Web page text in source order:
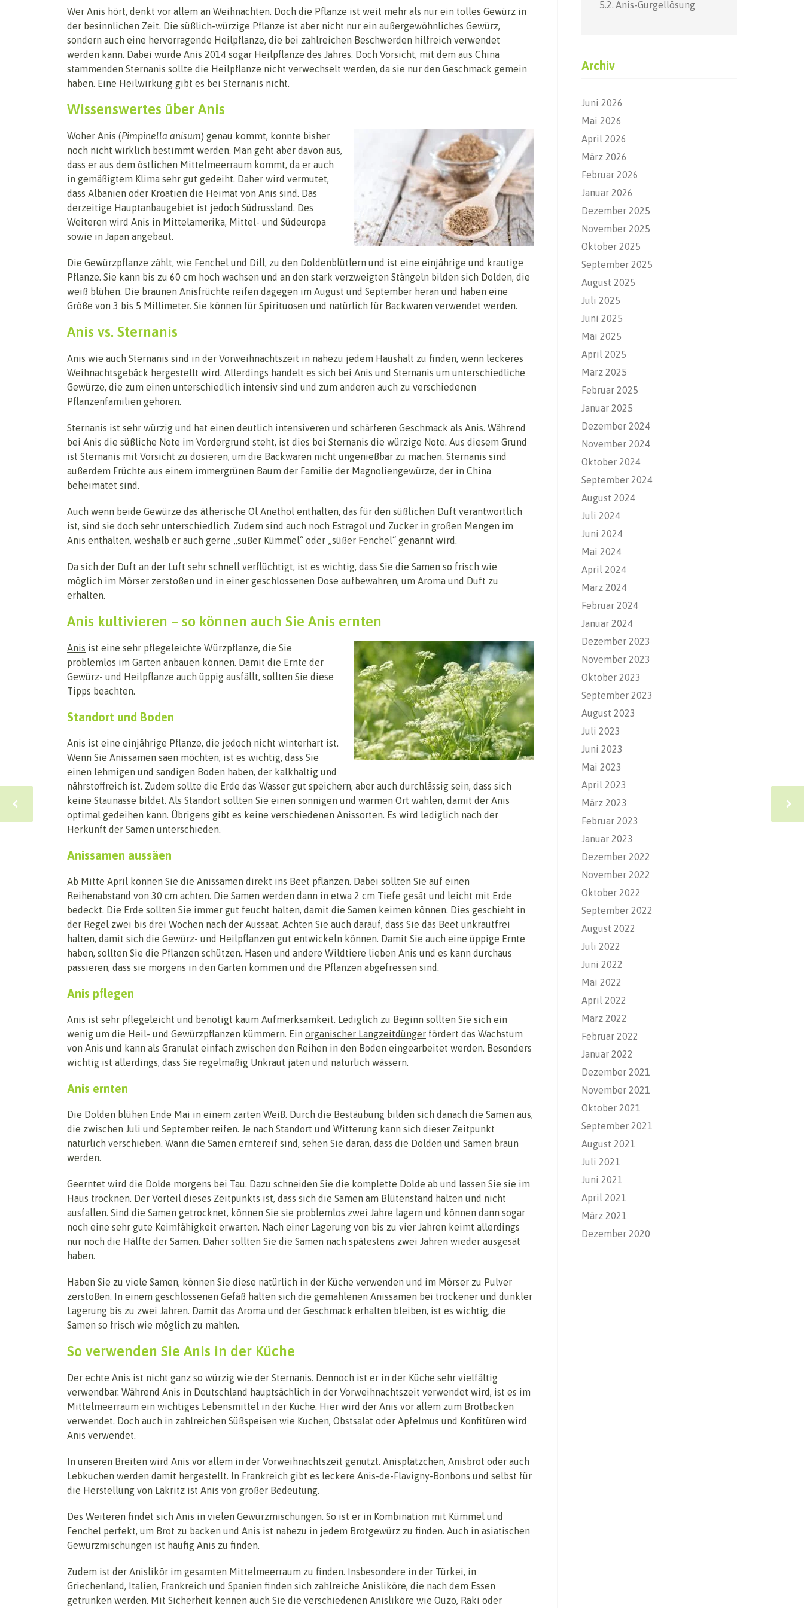
Wer Anis hört, denkt vor allem an Weihnachten. Doch die Pflanze ist weit mehr als nur ein tolles Gewürz in
der besinnlichen Zeit. Die süßlich-würzige Pflanze ist aber nicht nur ein außergewöhnliches Gewürz,
sondern auch eine hervorragende Heilpflanze, die bei zahlreichen Beschwerden hilfreich verwendet
werden kann. Dabei wurde Anis 2014 sogar Heilpflanze des Jahres. Doch Vorsicht, mit dem aus China
stammenden Sternanis sollte die Heilpflanze nicht verwechselt werden, da sie nur den Geschmack gemein
haben. Eine Heilwirkung gibt es bei Sternanis nicht.
Wissenswertes über Anis
Woher Anis (Pimpinella anisum) genau kommt, konnte bisher
noch nicht wirklich bestimmt werden. Man geht aber davon aus,
dass er aus dem östlichen Mittelmeerraum kommt, da er auch
in gemäßigtem Klima sehr gut gedeiht. Daher wird vermutet,
dass Albanien oder Kroatien die Heimat von Anis sind. Das
derzeitige Hauptanbaugebiet ist jedoch Südrussland. Des
Weiteren wird Anis in Mittelamerika, Mittel- und Südeuropa
sowie in Japan angebaut.
Die Gewürzpflanze zählt, wie Fenchel und Dill, zu den Doldenblütlern und ist eine einjährige und krautige
Pflanze. Sie kann bis zu 60 cm hoch wachsen und an den stark verzweigten Stängeln bilden sich Dolden, die
weiß blühen. Die braunen Anisfrüchte reifen dagegen im August und September heran und haben eine
Größe von 3 bis 5 Millimeter. Sie können für Spirituosen und natürlich für Backwaren verwendet werden.
Anis vs. Sternanis
Anis wie auch Sternanis sind in der Vorweihnachtszeit in nahezu jedem Haushalt zu finden, wenn leckeres
Weihnachtsgebäck hergestellt wird. Allerdings handelt es sich bei Anis und Sternanis um unterschiedliche
Gewürze, die zum einen unterschiedlich intensiv sind und zum anderen auch zu verschiedenen
Pflanzenfamilien gehören.
Sternanis ist sehr würzig und hat einen deutlich intensiveren und schärferen Geschmack als Anis. Während
bei Anis die süßliche Note im Vordergrund steht, ist dies bei Sternanis die würzige Note. Aus diesem Grund
ist Sternanis mit Vorsicht zu dosieren, um die Backwaren nicht ungenießbar zu machen. Sternanis sind
außerdem Früchte aus einem immergrünen Baum der Familie der Magnoliengewürze, der in China
beheimatet sind.
Auch wenn beide Gewürze das ätherische Öl Anethol enthalten, das für den süßlichen Duft verantwortlich
ist, sind sie doch sehr unterschiedlich. Zudem sind auch noch Estragol und Zucker in großen Mengen im
Anis enthalten, weshalb er auch gerne „süßer Kümmel“ oder „süßer Fenchel“ genannt wird.
Da sich der Duft an der Luft sehr schnell verflüchtigt, ist es wichtig, dass Sie die Samen so frisch wie
möglich im Mörser zerstoßen und in einer geschlossenen Dose aufbewahren, um Aroma und Duft zu
erhalten.
Anis kultivieren – so können auch Sie Anis ernten
Anis ist eine sehr pflegeleichte Würzpflanze, die Sie
problemlos im Garten anbauen können. Damit die Ernte der
Gewürz- und Heilpflanze auch üppig ausfällt, sollten Sie diese
Tipps beachten.
Standort und Boden
Anis ist eine einjährige Pflanze, die jedoch nicht winterhart ist.
Wenn Sie Anissamen säen möchten, ist es wichtig, dass Sie
einen lehmigen und sandigen Boden haben, der kalkhaltig und
nährstoffreich ist. Zudem sollte die Erde das Wasser gut speichern, aber auch durchlässig sein, dass sich
keine Staunässe bildet. Als Standort sollten Sie einen sonnigen und warmen Ort wählen, damit der Anis
optimal gedeihen kann. Übrigens gibt es keine verschiedenen Anissorten. Es wird lediglich nach der
Herkunft der Samen unterschieden.
Anissamen aussäen
Ab Mitte April können Sie die Anissamen direkt ins Beet pflanzen. Dabei sollten Sie auf einen
Reihenabstand von 30 cm achten. Die Samen werden dann in etwa 2 cm Tiefe gesät und leicht mit Erde
bedeckt. Die Erde sollten Sie immer gut feucht halten, damit die Samen keimen können. Dies geschieht in
der Regel zwei bis drei Wochen nach der Aussaat. Achten Sie auch darauf, dass Sie das Beet unkrautfrei
halten, damit sich die Gewürz- und Heilpflanzen gut entwickeln können. Damit Sie auch eine üppige Ernte
haben, sollten Sie die Pflanzen schützen. Hasen und andere Wildtiere lieben Anis und es kann durchaus
passieren, dass sie morgens in den Garten kommen und die Pflanzen abgefressen sind.
Anis pflegen
Anis ist sehr pflegeleicht und benötigt kaum Aufmerksamkeit. Lediglich zu Beginn sollten Sie sich ein
wenig um die Heil- und Gewürzpflanzen kümmern. Ein organischer Langzeitdünger fördert das Wachstum
von Anis und kann als Granulat einfach zwischen den Reihen in den Boden eingearbeitet werden. Besonders
wichtig ist allerdings, dass Sie regelmäßig Unkraut jäten und natürlich wässern.
Anis ernten
Die Dolden blühen Ende Mai in einem zarten Weiß. Durch die Bestäubung bilden sich danach die Samen aus,
die zwischen Juli und September reifen. Je nach Standort und Witterung kann sich dieser Zeitpunkt
natürlich verschieben. Wann die Samen erntereif sind, sehen Sie daran, dass die Dolden und Samen braun
werden.
Geerntet wird die Dolde morgens bei Tau. Dazu schneiden Sie die komplette Dolde ab und lassen Sie sie im
Haus trocknen. Der Vorteil dieses Zeitpunkts ist, dass sich die Samen am Blütenstand halten und nicht
ausfallen. Sind die Samen getrocknet, können Sie sie problemlos zwei Jahre lagern und können dann sogar
noch eine sehr gute Keimfähigkeit erwarten. Nach einer Lagerung von bis zu vier Jahren keimt allerdings
nur noch die Hälfte der Samen. Daher sollten Sie die Samen nach spätestens zwei Jahren wieder ausgesät
haben.
Haben Sie zu viele Samen, können Sie diese natürlich in der Küche verwenden und im Mörser zu Pulver
zerstoßen. In einem geschlossenen Gefäß halten sich die gemahlenen Anissamen bei trockener und dunkler
Lagerung bis zu zwei Jahren. Damit das Aroma und der Geschmack erhalten bleiben, ist es wichtig, die
Samen so frisch wie möglich zu mahlen.
So verwenden Sie Anis in der Küche
Der echte Anis ist nicht ganz so würzig wie der Sternanis. Dennoch ist er in der Küche sehr vielfältig
verwendbar. Während Anis in Deutschland hauptsächlich in der Vorweihnachtszeit verwendet wird, ist es im
Mittelmeerraum ein wichtiges Lebensmittel in der Küche. Hier wird der Anis vor allem zum Brotbacken
verwendet. Doch auch in zahlreichen Süßspeisen wie Kuchen, Obstsalat oder Apfelmus und Konfitüren wird
Anis verwendet.
In unseren Breiten wird Anis vor allem in der Vorweihnachtszeit genutzt. Anisplätzchen, Anisbrot oder auch
Lebkuchen werden damit hergestellt. In Frankreich gibt es leckere Anis-de-Flavigny-Bonbons und selbst für
die Herstellung von Lakritz ist Anis von großer Bedeutung.
Des Weiteren findet sich Anis in vielen Gewürzmischungen. So ist er in Kombination mit Kümmel und
Fenchel perfekt, um Brot zu backen und Anis ist nahezu in jedem Brotgewürz zu finden. Auch in asiatischen
Gewürzmischungen ist häufig Anis zu finden.
Zudem ist der Anislikör im gesamten Mittelmeerraum zu finden. Insbesondere in der Türkei, in
Griechenland, Italien, Frankreich und Spanien finden sich zahlreiche Anisliköre, die nach dem Essen
getrunken werden. Mit Sicherheit kennen auch Sie die verschiedenen Anisliköre wie Ouzo, Raki oder
Anis-Gurgellösung
Archiv
Juni 2026
Mai 2026
April 2026
März 2026
Februar 2026
Januar 2026
Dezember 2025
November 2025
Oktober 2025
September 2025
August 2025
Juli 2025
Juni 2025
Mai 2025
April 2025
März 2025
Februar 2025
Januar 2025
Dezember 2024
November 2024
Oktober 2024
September 2024
August 2024
Juli 2024
Juni 2024
Mai 2024
April 2024
März 2024
Februar 2024
Januar 2024
Dezember 2023
November 2023
Oktober 2023
September 2023
August 2023
Juli 2023
Juni 2023
Mai 2023
April 2023
März 2023
Februar 2023
Januar 2023
Dezember 2022
November 2022
Oktober 2022
September 2022
August 2022
Juli 2022
Juni 2022
Mai 2022
April 2022
März 2022
Februar 2022
Januar 2022
Dezember 2021
November 2021
Oktober 2021
September 2021
August 2021
Juli 2021
Juni 2021
April 2021
März 2021
Dezember 2020